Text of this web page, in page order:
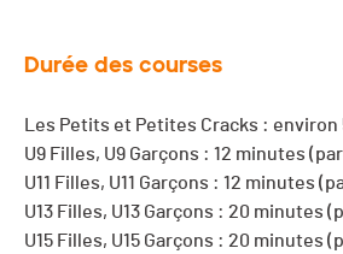
Durée des courses
Les Petits et Petites Cracks : environ
U9 Filles, U9 Garçons : 12 minutes
U11 Filles, U11 Garçons : 12 minutes
U13 Filles, U13 Garçons : 20 minutes
U15 Filles, U15 Garçons : 20 minutes